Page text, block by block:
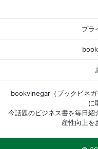
プラ
bookvinegar（ブックビネ
に
今話題のビジネス書を毎日
産性向上を